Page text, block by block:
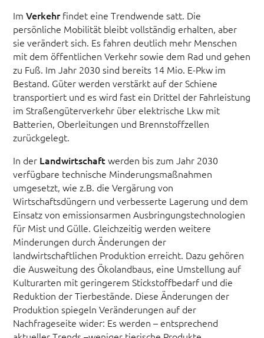
ImVerkehrfindet eine Trendwende satt. Die
persönliche Mobilität bleibt vollständig erhalten, aber
sie verändert sich. Es fahren deutlich mehr Menschen
mit dem öffentlichen Verkehr sowie dem Rad und gehen
zu Fuß. Im Jahr 2030 sind bereits 14 Mio. E-Pkw im
Bestand. Güter werden verstärkt auf der Schiene
transportiert und es wird fast ein Drittel der Fahrleistung
im Straßengüterverkehr über elektrische Lkw mit
Batterien, Oberleitungen und Brennstoffzellen
zurückgelegt.
In der Landwirtschaftwerden bis zum Jahr 2030
verfügbare technische Minderungsmaßnahmen
umgesetzt, wie z.B. die Vergärung von
Wirtschaftsdüngern und verbesserte Lagerung und dem
Einsatz von emissionsarmen Ausbringungstechnologien
für Mist und Gülle. Gleichzeitig werden weitere
Minderungen durch Änderungen der
landwirtschaftlichen Produktion erreicht. Dazu gehören
die Ausweitung des Ökolandbaus, eine Umstellung auf
Kulturarten mit geringerem Stickstoffbedarf und die
Reduktion der Tierbestände. Diese Änderungen der
Produktion spiegeln Veränderungen auf der
Nachfrageseite wider: Es werden – entsprechend